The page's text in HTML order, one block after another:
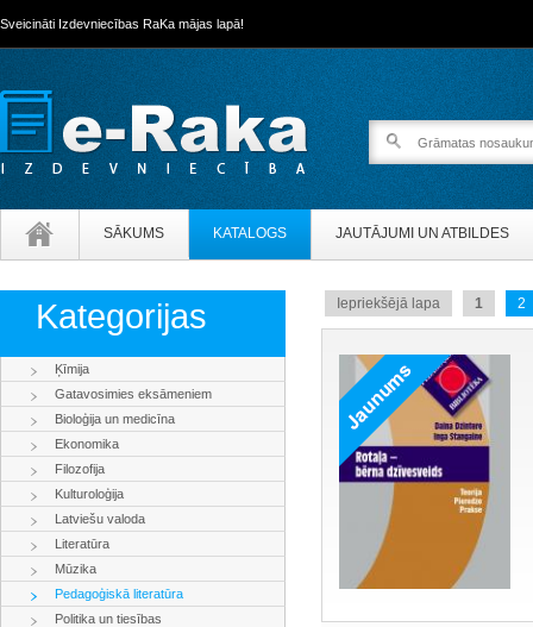
Sveicināti Izdevniecības RaKa mājas lapā!
SĀKUMS KATALOGS JAUTĀJUMI UN ATBILDES
Kategorijas
Ķīmija
Gatavosimies eksāmeniem
Bioloģija un medicīna
Ekonomika
Filozofija
Kulturoloģija
Latviešu valoda
Literatūra
Mūzika
Pedagoģiskā literatūra
Politika un tiesības
Iepriekšējā lapa 1 2